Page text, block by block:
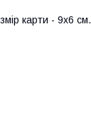
карти - 9х6 см.